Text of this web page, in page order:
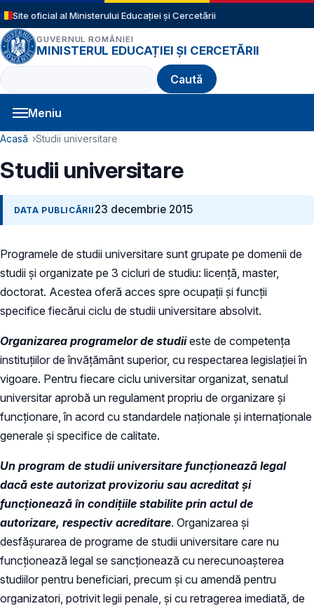
Sari la conținutul principal
Site oficial al Ministerului Educației și Cercetării
GUVERNUL ROMÂNIEI
MINISTERUL EDUCAȚIEI ȘI CERCETĂRII
Caută
Meniu
Navigație principală
Cale de navigare
Acasă Studii universitare
Studii universitare
DATA PUBLICĂRII 23 decembrie 2015
Programele de studii universitare sunt grupate pe domenii de
studii şi organizate pe 3 cicluri de studiu: licenţă, master,
doctorat. Acestea oferă acces spre ocupaţii şi funcţii
specifice fiecărui ciclu de studii universitare absolvit.
Organizarea programelor de studiieste de competenţa
instituţiilor de învăţământ superior, cu respectarea legislaţiei în
vigoare. Pentru fiecare ciclu universitar organizat, senatul
universitar aprobă un regulament propriu de organizare şi
funcţionare, în acord cu standardele naţionale şi internaţionale
generale şi specifice de calitate.
Un program de studii universitare funcţionează legal
dacă este autorizat provizoriu sau acreditat şi
funcţionează în condiţiile stabilite prin actul de
autorizare, respectiv acreditare. Organizarea şi
desfăşurarea de programe de studii universitare care nu
funcţionează legal se sancţionează cu nerecunoaşterea
studiilor pentru beneficiari, precum şi cu amendă pentru
organizatori, potrivit legii penale, şi cu retragerea imediată, de